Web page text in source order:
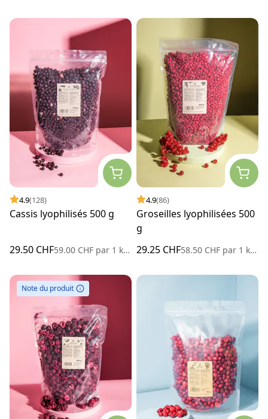
4.9(128)
Cassis lyophilisés 500 g
29.50 CHF59.00 CHF par 1 kilogramme
4.9(86)
Groseilles lyophilisées 500
g
29.25 CHF58.50 CHF par 1 kilogramme
Note du produit